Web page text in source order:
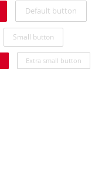
Default button
Small button
Extra small button